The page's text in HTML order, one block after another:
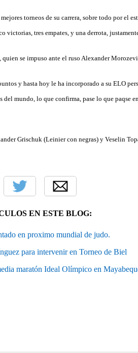
torneos de su carrera, sobre todo por el
tres empates, y una derrota,
se impuso ante el ruso Alexander
y hasta hoy le ha incorporado a su ELO
mundo, lo que confirma, pase lo que paqse
Grischuk (Leinier con negras) y Veselin
EN ESTE BLOG:
en proximo mundial de judo.
para intervenir en Torneo de Biel
maratón Ideal Olímpico en